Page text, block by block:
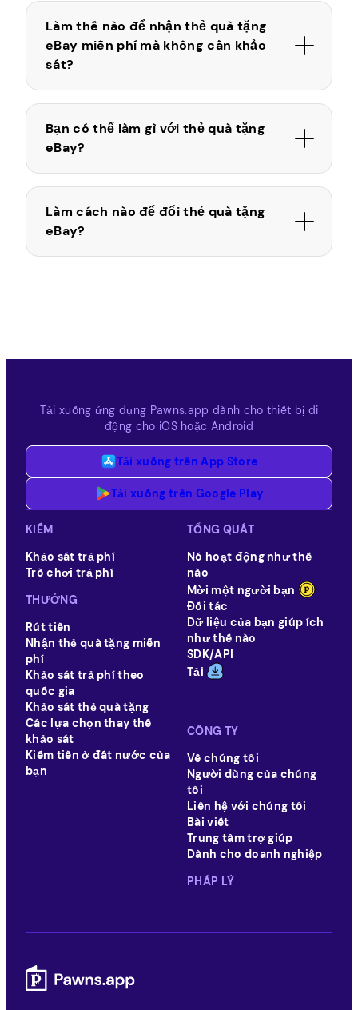
Làm thế nào để nhận thẻ quà tặng
eBay miễn phí mà không cần khảo
sát?
Bạn có thể làm gì với thẻ quà tặng
eBay?
Làm cách nào để đổi thẻ quà tặng
eBay?
Tải xuống ứng dụng Pawns.app dành cho thiết bị di
động cho iOS hoặc Android
Tải xuống trên App Store
Tải xuống trên Google Play
KIẾM
Khảo sát trả phí
Trò chơi trả phí
THƯỞNG
Rút tiền
Nhận thẻ quà tặng miễn
phí
Khảo sát trả phí theo
quốc gia
Khảo sát thẻ quà tặng
Các lựa chọn thay thế
khảo sát
Kiếm tiền ở đất nước của
bạn
TỔNG QUÁT
Nó hoạt động như thế
nào
Mời một người bạn
Đối tác
Dữ liệu của bạn giúp ích
như thế nào
SDK/API
Tải
CÔNG TY
Về chúng tôi
Người dùng của chúng
tôi
Liên hệ với chúng tôi
Bài viết
Trung tâm trợ giúp
Dành cho doanh nghiệp
PHÁP LÝ